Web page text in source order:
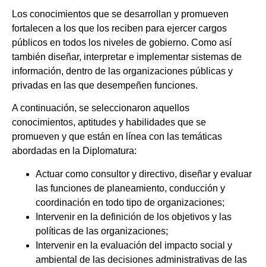
Los conocimientos que se desarrollan y promueven
fortalecen a los que los reciben para ejercer cargos
públicos en todos los niveles de gobierno. Como así
también diseñar, interpretar e implementar sistemas de
información, dentro de las organizaciones públicas y
privadas en las que desempeñen funciones.
A continuación, se seleccionaron aquellos
conocimientos, aptitudes y habilidades que se
promueven y que están en línea con las temáticas
abordadas en la Diplomatura:
Actuar como consultor y directivo, diseñar y evaluar
las funciones de planeamiento, conducción y
coordinación en todo tipo de organizaciones;
Intervenir en la definición de los objetivos y las
políticas de las organizaciones;
Intervenir en la evaluación del impacto social y
ambiental de las decisiones administrativas de las